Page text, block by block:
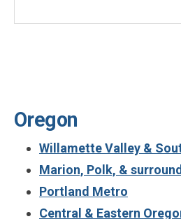
Oregon
Willamette Valley &
Marion, Polk, &
Portland Metro
Central & Eastern